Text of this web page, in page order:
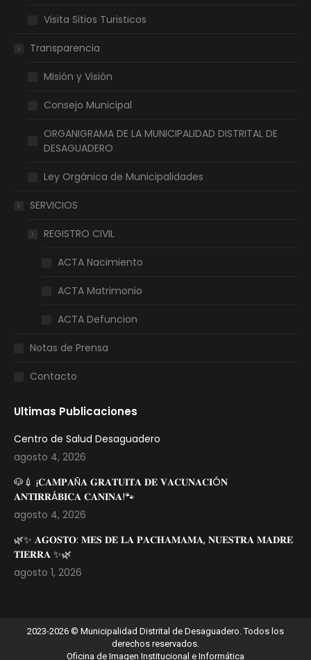
Visita Sitios Turisticos
Transparencia
Misión y Visión
Consejo Municipal
ORGANIGRAMA DE LA MUNICIPALIDAD DISTRITAL DE
DESAGUADERO
Ley Orgánica de Municipalidades
SERVICIOS
REGISTRO CIVIL
ACTA Nacimiento
ACTA Matrimonio
ACTA Defuncion
Notas de Prensa
Contacto
Ultimas Publicaciones
Centro de Salud Desaguadero
agosto 4, 2026
🐶💉 ¡𝐂𝐀𝐌𝐏𝐀Ñ𝐀 𝐆𝐑𝐀𝐓𝐔𝐈𝐓𝐀 𝐃𝐄 𝐕𝐀𝐂𝐔𝐍𝐀𝐂𝐈Ó𝐍
𝐀𝐍𝐓𝐈𝐑𝐑Á𝐁𝐈𝐂𝐀 𝐂𝐀𝐍𝐈𝐍𝐀!🐾
agosto 4, 2026
🌿✨ 𝐀𝐆𝐎𝐒𝐓𝐎: 𝐌𝐄𝐒 𝐃𝐄 𝐋𝐀 𝐏𝐀𝐂𝐇𝐀𝐌𝐀𝐌𝐀, 𝐍𝐔𝐄𝐒𝐓𝐑𝐀 𝐌𝐀𝐃𝐑𝐄
𝐓𝐈𝐄𝐑𝐑𝐀 ✨🌿
agosto 1, 2026
2023-2026 © Municipalidad Distrital de Desaguadero. Todos los
derechos reservados.
Oficina de Imagen Institucional e Informática